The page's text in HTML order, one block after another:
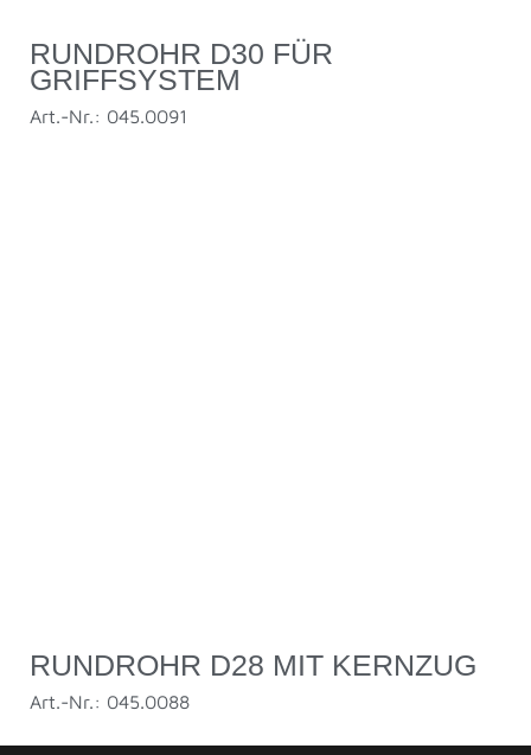
RUNDROHR D30 FÜR
GRIFFSYSTEM
Art.-Nr.: 045.0091
RUNDROHR D28 MIT KERNZUG
Art.-Nr.: 045.0088